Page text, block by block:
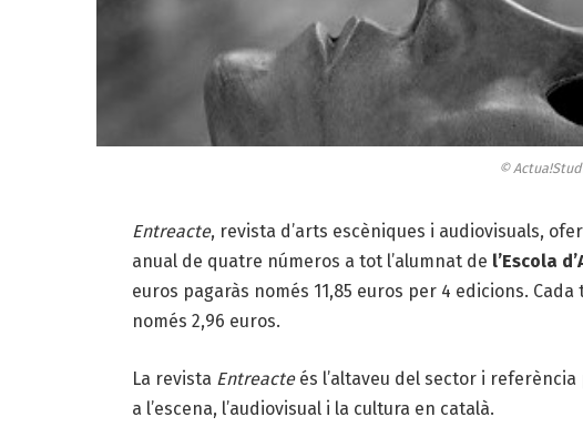
©
Entreacte, revista d’arts escèniques i audiovisuals,
anual de quatre números a tot l’alumnat de l’Escola
euros pagaràs només 11,85 euros per 4 edicions.
només 2,96 euros.
La revista Entreacteés l’altaveu del sector i
a l’escena, l’audiovisual i la cultura en català.